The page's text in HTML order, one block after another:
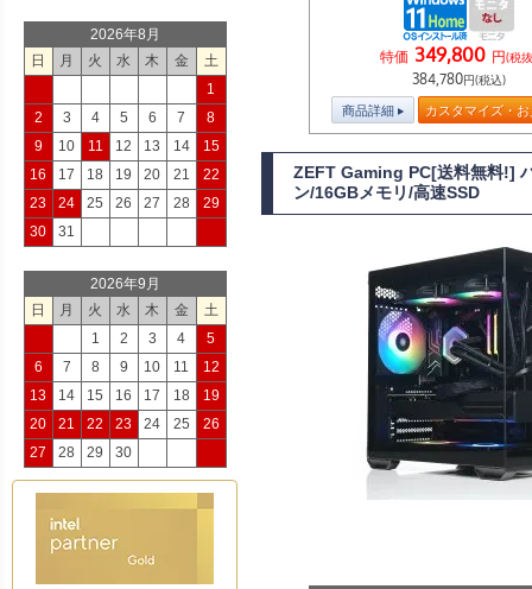
特価 349,800 円(税
384,780円(税込)
商品詳細 カスタマイズ・
ZEFT Gaming PC[送料無料!]
ン/16GBメモリ/高速SSD
2026年8月
日
月 火 水 木 金
土
1
2
3 4 5 6 7
8
9
10 11 12 13 14
15
16
17 18 19 20 21
22
23
24 25 26 27 28
29
30
31
2026年9月
日
月 火 水 木 金
土
1
2 3 4
5
6
7 8 9 10 11
12
13
14 15 16 17 18
19
20
21 22 23 24 25
26
27
28 29 30